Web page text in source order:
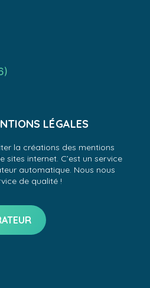
LÉGALES
la créations des mentions
sites internet. C’est un service
automatique. Nous nous
de qualité !